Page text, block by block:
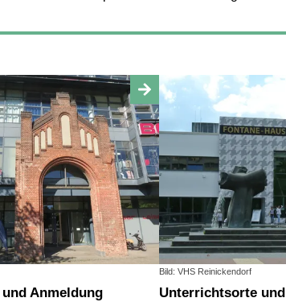
und Anmeldung
Bild: VHS Reinickendorf
Unterrichtsorte